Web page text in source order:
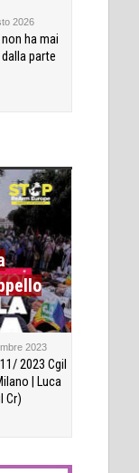
2026
ha mai
parte
2023
2023 Cgil
| Luca
Cr)